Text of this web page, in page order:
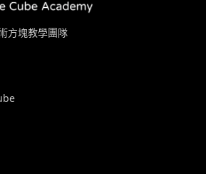
方塊教學團隊